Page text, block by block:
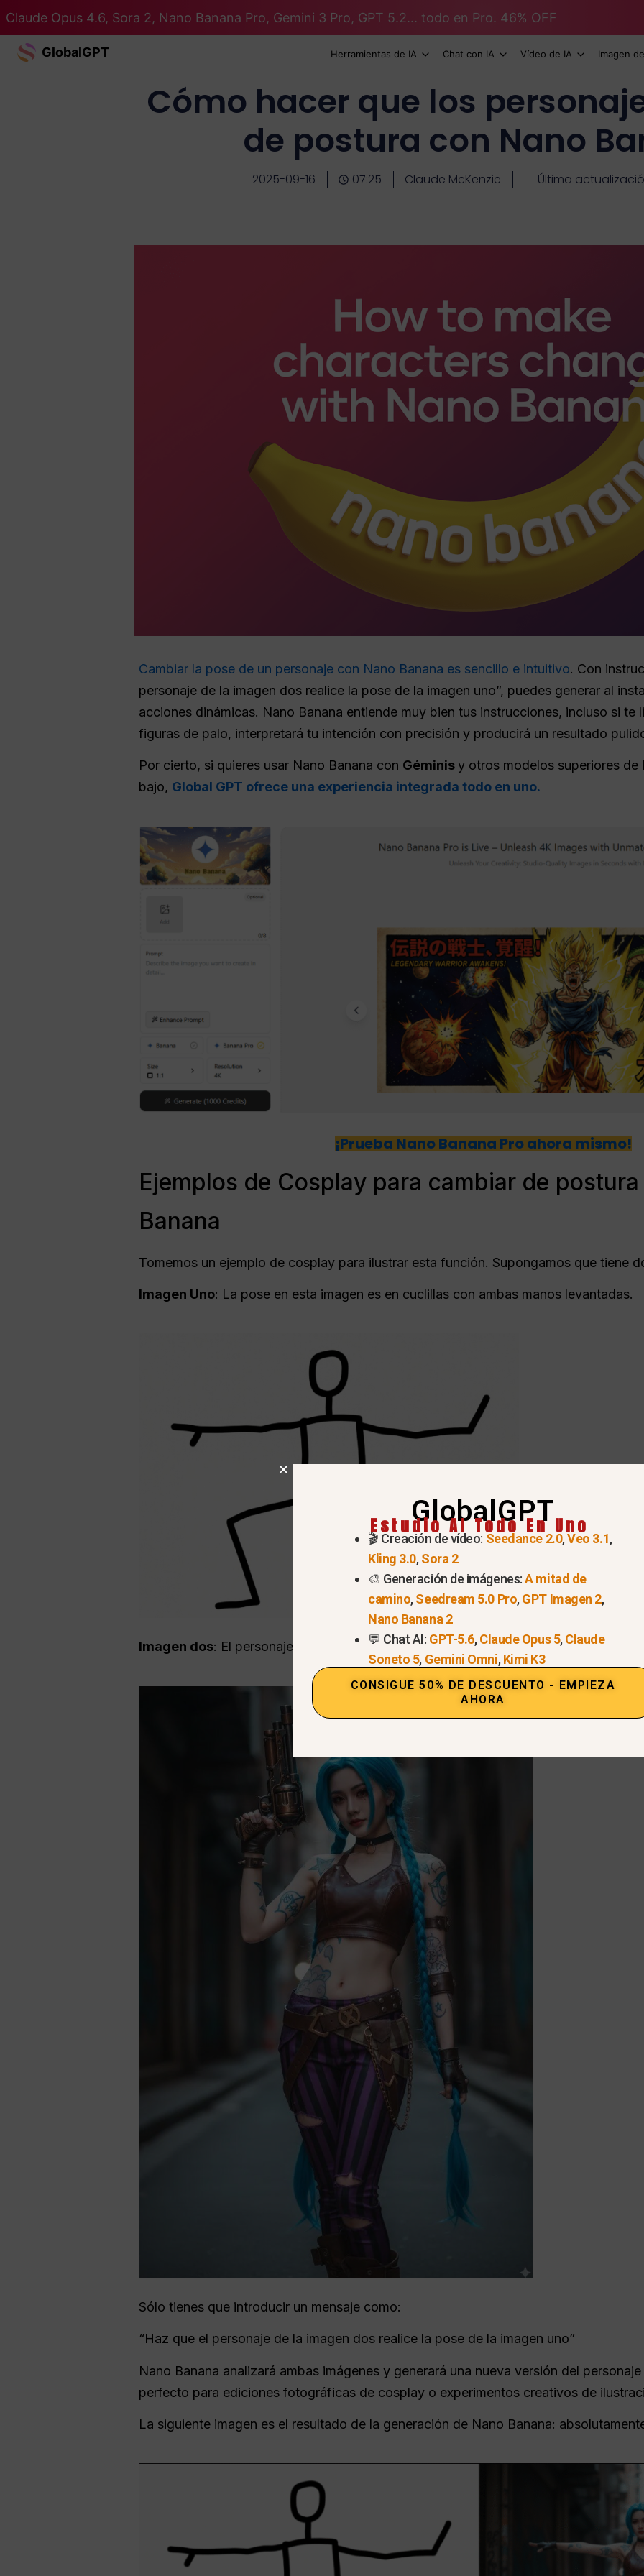
Claude Opus 4.6, Sora 2, Nano Banana Pro, Gemini 3 Pro, GPT 5.2... todo en Pro. 46% OFF
GlobalGPT Herramientas de IA Chat con IA Vídeo de IA Imagen
Cómo hacer que los
de postura con Nano
2025-09-16 07:25 Claude McKenzie Última
Cambiar la pose de un personaje con Nano Banana es sencillo e intuitivo. Con
personaje de la imagen dos realice la pose de la imagen uno”, puedes generar al
acciones dinámicas. Nano Banana entiende muy bien tus instrucciones, incluso si te
figuras de palo, interpretará tu intención con precisión y producirá un resultado
Por cierto, si quieres usar Nano Banana con Géminisy otros modelos superiores de
bajo, Global GPT ofrece una experiencia integrada todo en uno.
¡Prueba Nano Banana Pro ahora mismo!
Ejemplos de Cosplay para cambiar de
Banana
Tomemos un ejemplo de cosplay para ilustrar esta función. Supongamos que tiene
Imagen Uno: La pose en esta imagen es en cuclillas con ambas manos levantadas.
Imagen dos: El personaje que quieres animar.Aquí hay un modelo cosplaying como
Sólo tienes que introducir un mensaje como:
“Haz que el personaje de la imagen dos realice la pose de la imagen uno”
Nano Banana analizará ambas imágenes y generará una nueva versión del
perfecto para ediciones fotográficas de cosplay o experimentos creativos de
La siguiente imagen es el resultado de la generación de Nano Banana:
GlobalGPT
Estudio AI Todo En Uno
🎬 Creación de vídeo: Seedance 2.0,Veo 3.1,
Kling 3.0,Sora 2
🎨 Generación de imágenes:A mitad de
camino,Seedream 5.0 Pro,GPT Imagen 2,
Nano Banana 2
💬 Chat AI: GPT-5.6,Claude Opus 5,Claude
Soneto 5, Gemini Omni,Kimi K3
CONSIGUE 50% DE DESCUENTO - EMPIEZA
AHORA